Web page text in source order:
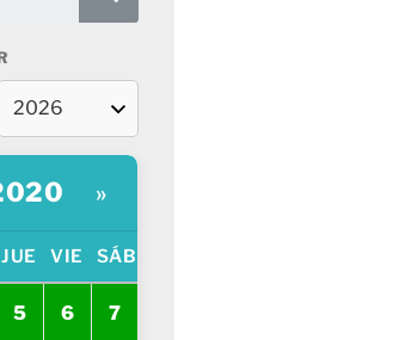
»
JUE VIE SÁB
5 6 7